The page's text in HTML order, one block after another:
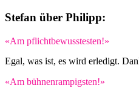
Stefan über Philipp:
«Am pflichtbewusstesten!»
Egal, was ist, es wird erledigt.
«Am bühnenrampigsten!»